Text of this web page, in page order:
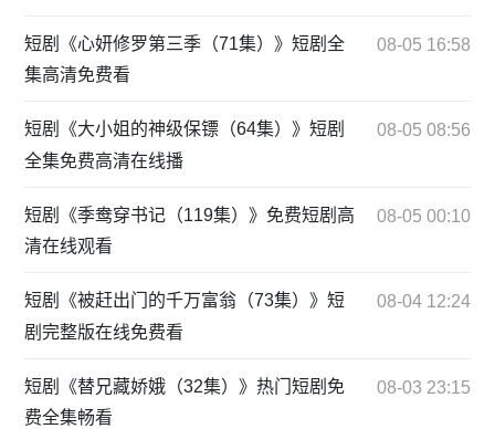
短剧《心妍修罗第三季（71集）》短剧全
集高清免费看
08-05 16:58
短剧《大小姐的神级保镖（64集）》短剧
全集免费高清在线播
08-05 08:56
短剧《季鸯穿书记（119集）》免费短剧高
清在线观看
08-05 00:10
短剧《被赶出门的千万富翁（73集）》短
剧完整版在线免费看
08-04 12:24
短剧《替兄藏娇娥（32集）》热门短剧免
费全集畅看
08-03 23:15